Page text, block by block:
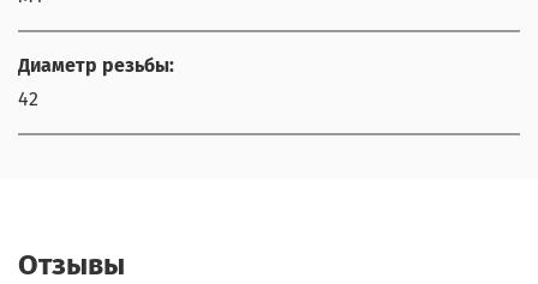
Диаметр резьбы:
42
Отзывы